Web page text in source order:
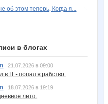
об этом теперь, Когда я...
в блогах
21.07.2026 в 09:00
в IT - попал в рабство.
18.07.2026 в 19:19
лето.